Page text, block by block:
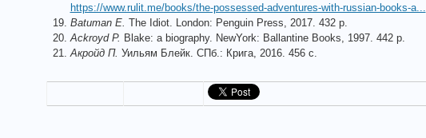
https://www.rulit.me/books/the-possessed-adventures-with-russian-books-a...
Batuman E. The Idiot. London: Penguin Press, 2017. 432 p.
Ackroyd P. Blake: a biography. NewYork: Ballantine Books, 1997. 442 p.
Акройд П. Уильям Блейк. СПб.: Крига, 2016. 456 с.